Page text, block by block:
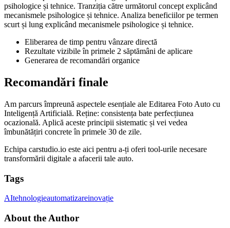
psihologice și tehnice. Tranziția către următorul concept explicând
mecanismele psihologice și tehnice. Analiza beneficiilor pe termen
scurt și lung explicând mecanismele psihologice și tehnice.
Eliberarea de timp pentru vânzare directă
Rezultate vizibile în primele 2 săptămâni de aplicare
Generarea de recomandări organice
Recomandări finale
Am parcurs împreună aspectele esențiale ale Editarea Foto Auto cu
Inteligență Artificială. Reține: consistența bate perfecțiunea
ocazională. Aplică aceste principii sistematic și vei vedea
îmbunătățiri concrete în primele 30 de zile.
Echipa carstudio.io este aici pentru a-ți oferi tool-urile necesare
transformării digitale a afacerii tale auto.
Tags
AItehnologieautomatizareinovație
About the Author